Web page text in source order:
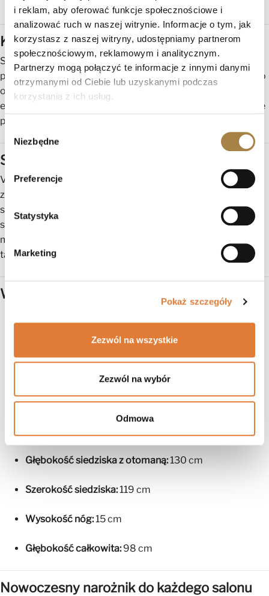
i reklam, aby oferować funkcje społecznościowe i
analizować ruch w naszej witrynie. Informacje o tym, jak
korzystasz z naszej witryny, udostępniamy partnerom
społecznościowym, reklamowym i analitycznym.
Partnerzy mogą połączyć te informacje z innymi danymi
otrzymanymi od Ciebie lub uzyskanymi podczas
korzystania z ich usług.
zgody
Niezbędne
Preferencje
Statystyka
Marketing
Pokaż szczegóły
Zezwól na wszystkie
Zezwól na wybór
Odmowa
Komfort na co dzień
Siedzisko wykonane z połączenia sprężyny falistej typu B i
pianki HR zapewnia wygodę zarówno podczas codziennego
odpoczynku, jak i spotkań z bliskimi. Solidne oparcie o
ergonomicznej wysokości dba o komfort pleców, a szerokie
podłokietniki zwiększają funkcjonalność narożnika.
Styl, który przyciąga wzrok
Volare Mini wyróżnia się współczesną linią, subtelnymi
zdobieniami i lekką formą. Jego nowoczesny wygląd
sprawia, że świetnie pasuje do wnętrz w stylu modern, loft,
skandynawskim czy glamour. Metalowe nogi nadają
meblowi lekkość i pięknie kontrastują z miękką,
tapicerowaną bryłą.
Wymiary narożnika Volare Mini
Głębokość strony długiej:165 cm
Wysokość siedziska:47 cm
Głębokość siedziska z otomaną:130 cm
Szerokość siedziska:119 cm
Wysokość nóg:15 cm
Głębokość całkowita:98 cm
Nowoczesny narożnik do każdego salonu